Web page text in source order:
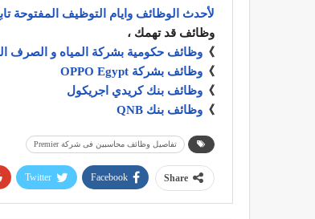
لأحدث الوظائف وايام التوظيف المفتوحة
وظائف قد تهمك ،
》 وظائف حكومية بشركة المياه و الصرف
》 وظائف بشركة OPPO Egypt
》 وظائف بنك كريدي اجريكول
》 وظائف بنك QNB
تفاصيل وظائف محاسبين فى شركة Premier
Share
Facebook
Twitter